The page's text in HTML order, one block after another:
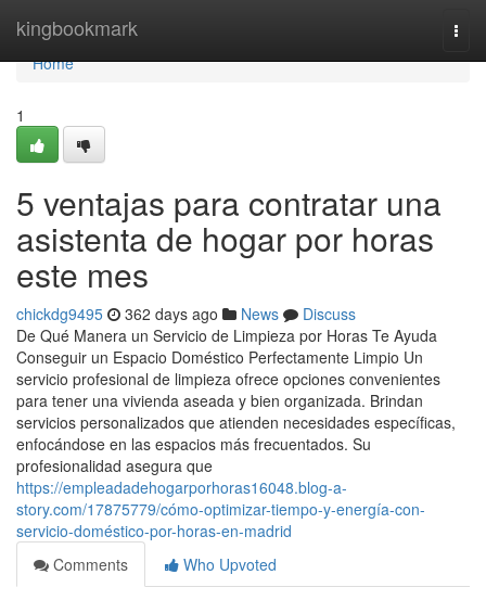
kingbookmark
Home
Home
1
5 ventajas para contratar una
asistenta de hogar por horas
este mes
chickdg9495 362 days ago News
Discuss
De Qué Manera un Servicio de Limpieza por Horas Te Ayuda
Conseguir un Espacio Doméstico Perfectamente Limpio Un
servicio profesional de limpieza ofrece opciones convenientes
para tener una vivienda aseada y bien organizada. Brindan
servicios personalizados que atienden necesidades específicas,
enfocándose en las espacios más frecuentados. Su
profesionalidad asegura que
https://empleadadehogarporhoras16048.blog-a-
story.com/17875779/cómo-optimizar-tiempo-y-energía-con-
servicio-doméstico-por-horas-en-madrid
Comments
Who Upvoted